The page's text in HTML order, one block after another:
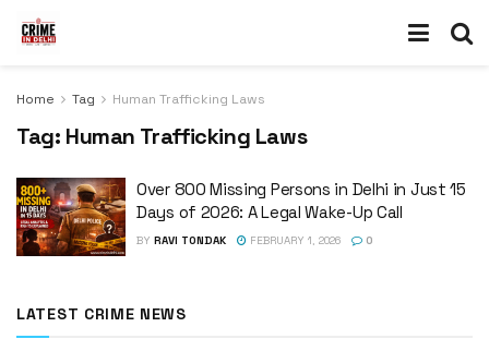
Home Tag Human Trafficking Laws
Tag: Human Trafficking Laws
Over 800 Missing Persons in Delhi in Just 15
Days of 2026: A Legal Wake-Up Call
BY RAVI TONDAK FEBRUARY 1, 2026 0
LATEST CRIME NEWS